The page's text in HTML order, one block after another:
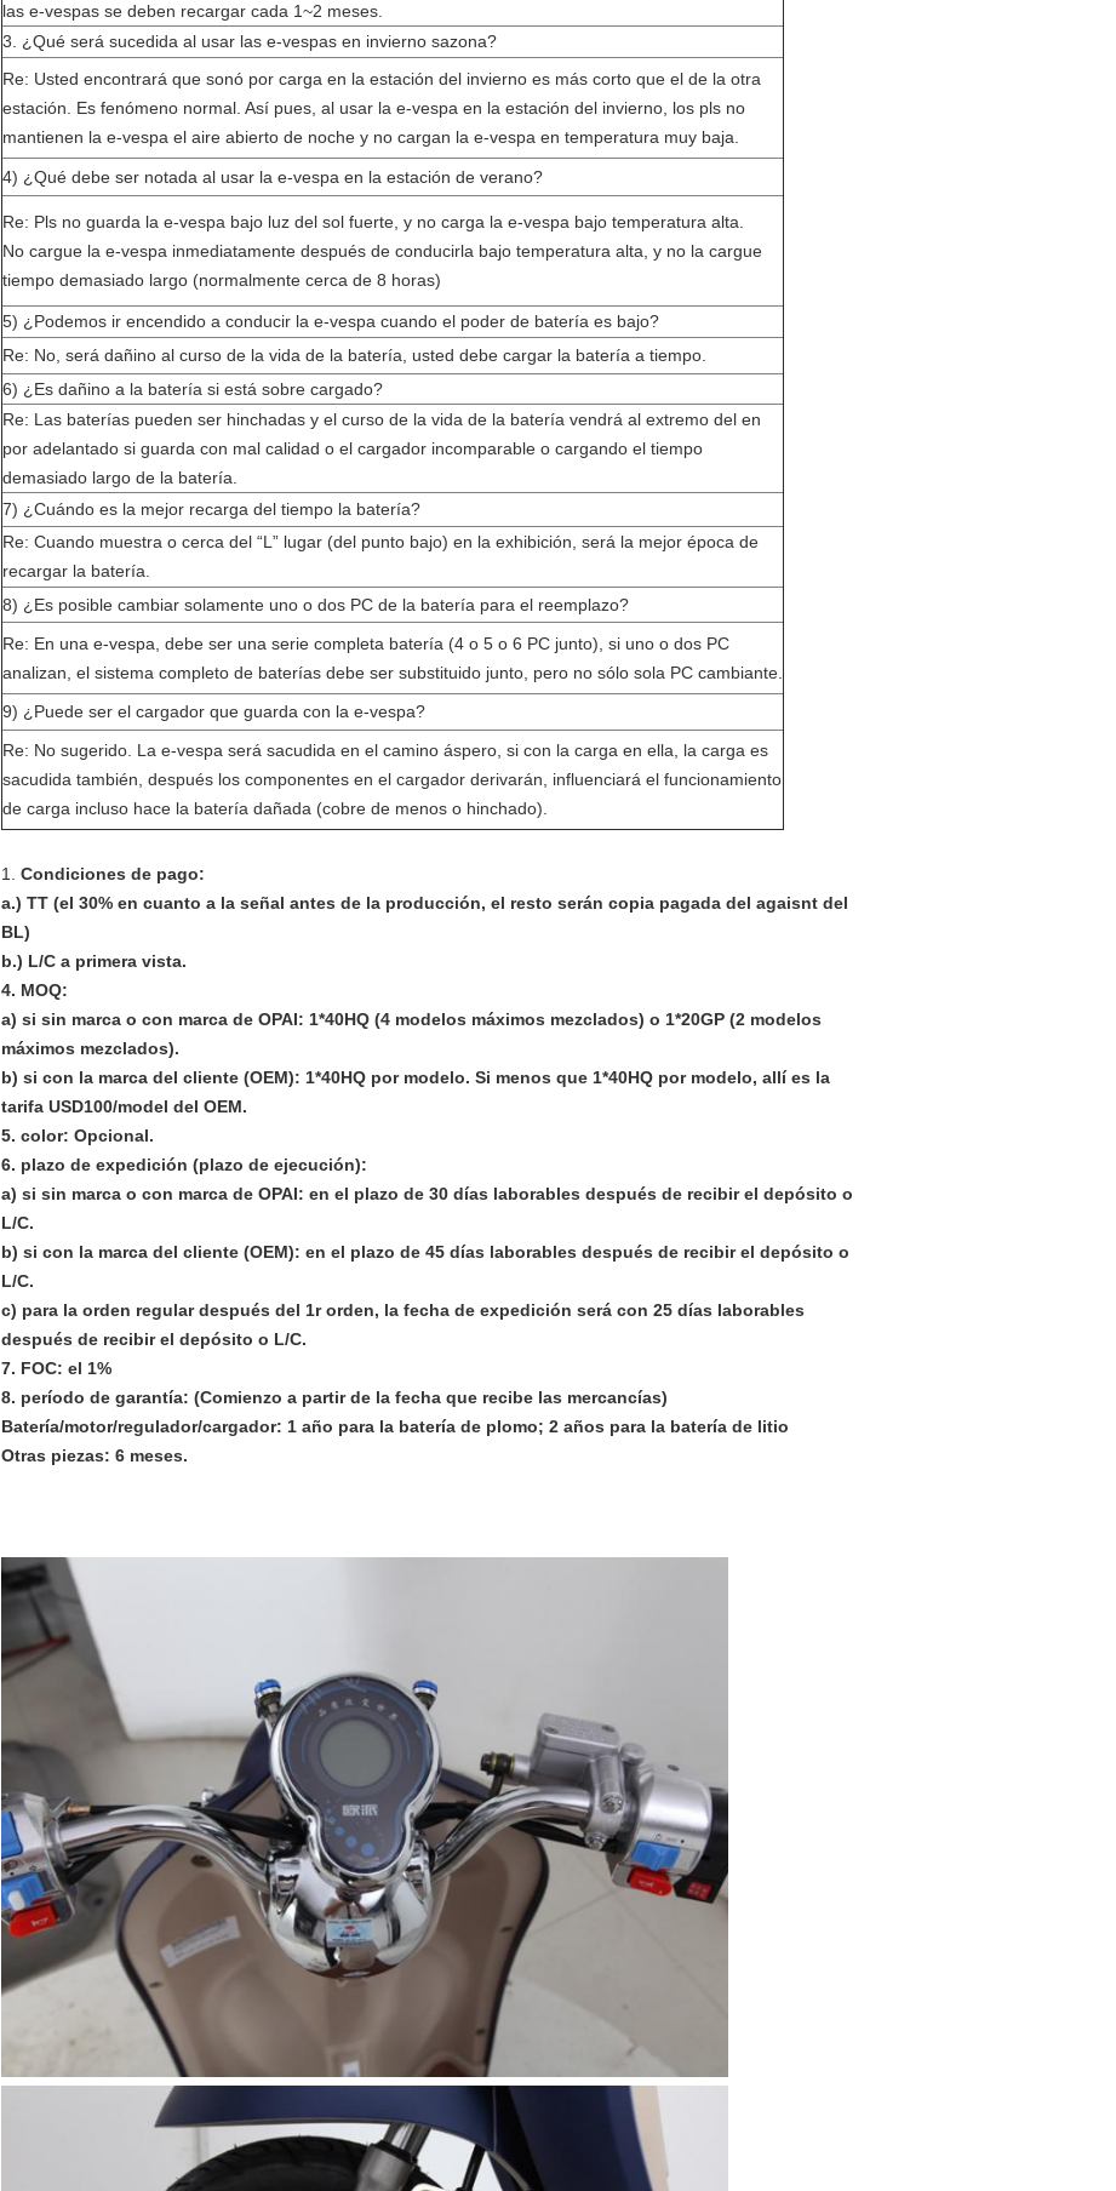
las e-vespas se deben recargar cada 1~2 meses.
3. ¿Qué será sucedida al usar las e-vespas en invierno sazona?
Re: Usted encontrará que sonó por carga en la estación del invierno es más corto que el de la otra
estación. Es fenómeno normal. Así pues, al usar la e-vespa en la estación del invierno, los pls no
mantienen la e-vespa el aire abierto de noche y no cargan la e-vespa en temperatura muy baja.
4) ¿Qué debe ser notada al usar la e-vespa en la estación de verano?
Re: Pls no guarda la e-vespa bajo luz del sol fuerte, y no carga la e-vespa bajo temperatura alta.
No cargue la e-vespa inmediatamente después de conducirla bajo temperatura alta, y no la cargue
tiempo demasiado largo (normalmente cerca de 8 horas)
5) ¿Podemos ir encendido a conducir la e-vespa cuando el poder de batería es bajo?
Re: No, será dañino al curso de la vida de la batería, usted debe cargar la batería a tiempo.
6) ¿Es dañino a la batería si está sobre cargado?
Re: Las baterías pueden ser hinchadas y el curso de la vida de la batería vendrá al extremo del en
por adelantado si guarda con mal calidad o el cargador incomparable o cargando el tiempo
demasiado largo de la batería.
7) ¿Cuándo es la mejor recarga del tiempo la batería?
Re: Cuando muestra o cerca del “L” lugar (del punto bajo) en la exhibición, será la mejor época de
recargar la batería.
8) ¿Es posible cambiar solamente uno o dos PC de la batería para el reemplazo?
Re: En una e-vespa, debe ser una serie completa batería (4 o 5 o 6 PC junto), si uno o dos PC
analizan, el sistema completo de baterías debe ser substituido junto, pero no sólo sola PC cambiante.
9) ¿Puede ser el cargador que guarda con la e-vespa?
Re: No sugerido. La e-vespa será sacudida en el camino áspero, si con la carga en ella, la carga es
sacudida también, después los componentes en el cargador derivarán, influenciará el funcionamiento
de carga incluso hace la batería dañada (cobre de menos o hinchado).
1. Condiciones de pago:
a.) TT (el 30% en cuanto a la señal antes de la producción, el resto serán copia pagada del agaisnt del
BL)
b.) L/C a primera vista.
4. MOQ:
a) si sin marca o con marca de OPAI: 1*40HQ (4 modelos máximos mezclados) o 1*20GP (2 modelos
máximos mezclados).
b) si con la marca del cliente (OEM): 1*40HQ por modelo. Si menos que 1*40HQ por modelo, allí es la
tarifa USD100/model del OEM.
5. color: Opcional.
6. plazo de expedición (plazo de ejecución):
a) si sin marca o con marca de OPAI: en el plazo de 30 días laborables después de recibir el depósito o
L/C.
b) si con la marca del cliente (OEM): en el plazo de 45 días laborables después de recibir el depósito o
L/C.
c) para la orden regular después del 1r orden, la fecha de expedición será con 25 días laborables
después de recibir el depósito o L/C.
7. FOC: el 1%
8. período de garantía: (Comienzo a partir de la fecha que recibe las mercancías)
Batería/motor/regulador/cargador: 1 año para la batería de plomo; 2 años para la batería de litio
Otras piezas: 6 meses.